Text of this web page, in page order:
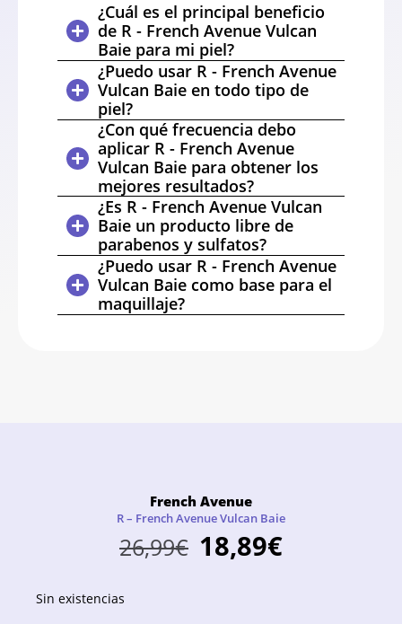
¿Cuál es el principal beneficio
de R - French Avenue Vulcan
Baie para mi piel?
¿Puedo usar R - French Avenue
Vulcan Baie en todo tipo de
piel?
¿Con qué frecuencia debo
aplicar R - French Avenue
Vulcan Baie para obtener los
mejores resultados?
¿Es R - French Avenue Vulcan
Baie un producto libre de
parabenos y sulfatos?
¿Puedo usar R - French Avenue
Vulcan Baie como base para el
maquillaje?
French Avenue
R – French Avenue Vulcan Baie
26,99€ 18,89€
Sin existencias